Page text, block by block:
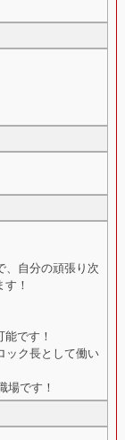
、自分の頑張り次
！
です！
ック長として働い
場です！